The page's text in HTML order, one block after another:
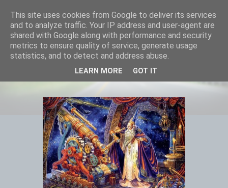
Jaroslav Dušek: Mayský kalendář a
This site uses cookies from Google to deliver its services
and to analyze traffic. Your IP address and user-agent are
shared with Google along with performance and security
metrics to ensure quality of service, generate usage
statistics, and to detect and address abuse.
LEARN MORE GOT IT